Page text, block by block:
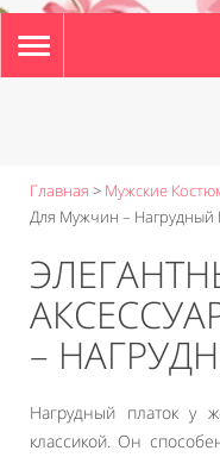
TOGGLE
NAVIGATION
Главная > Мужские
Для Мужчин – Нагрудный
–
Нагрудный платок у
классикой. Он